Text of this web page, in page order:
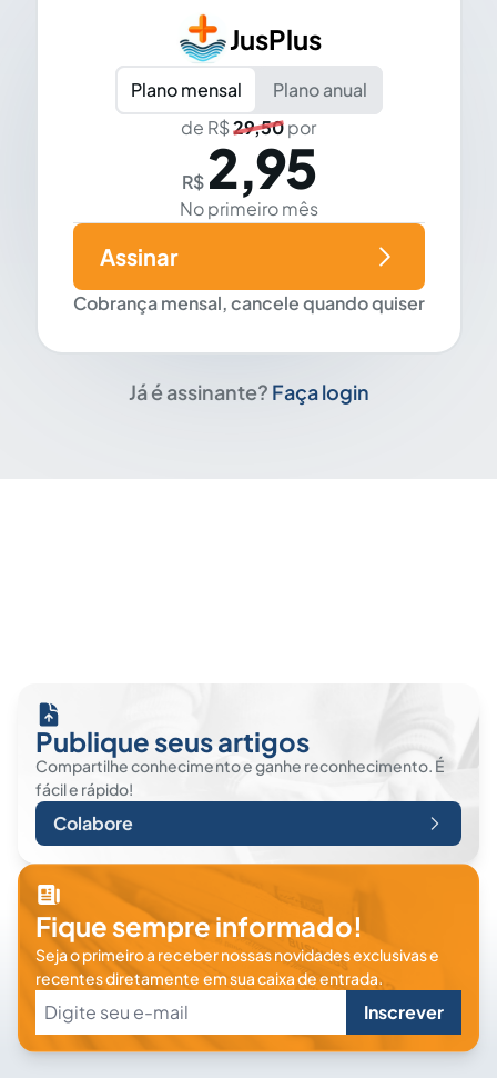
JusPlus
Plano mensal
Plano anual
de R$29,50por
R$ 2,95
No primeiro mês
Cobrança mensal, cancele quando quiser
Assinar
Já é assinante? Faça login
Publique seus artigos
Compartilhe conhecimento e ganhe reconhecimento. É
fácil e rápido!
Colabore
Fique sempre informado!
Seja o primeiro a receber nossas novidades exclusivas e
recentes diretamente em sua caixa de entrada.
Inscrever